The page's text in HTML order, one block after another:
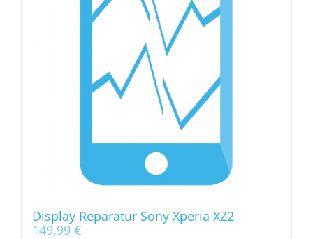
Display Reparatur Sony Xperia XZ2
149,99 €